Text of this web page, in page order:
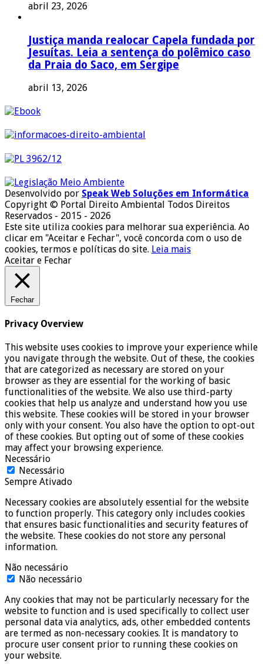
abril 23, 2026
Justiça manda realocar Capela fundada por
Jesuítas. Leia a sentença do polêmico caso
da Praia do Saco, em Sergipe
abril 13, 2026
Desenvolvido por Speak Web Soluções em Informática
Copyright © Portal Direito Ambiental Todos Direitos
Reservados - 2015 - 2026
Este site utiliza cookies para melhorar sua experiência. Ao
clicar em "Aceitar e Fechar", você concorda com o uso de
cookies, termos e políticas do site. Leia mais
Aceitar e Fechar
Fechar
Privacy Overview
This website uses cookies to improve your experience while
you navigate through the website. Out of these, the cookies
that are categorized as necessary are stored on your
browser as they are essential for the working of basic
functionalities of the website. We also use third-party
cookies that help us analyze and understand how you use
this website. These cookies will be stored in your browser
only with your consent. You also have the option to opt-out
of these cookies. But opting out of some of these cookies
may affect your browsing experience.
Necessário
Necessário
Sempre Ativado
Necessary cookies are absolutely essential for the website
to function properly. This category only includes cookies
that ensures basic functionalities and security features of
the website. These cookies do not store any personal
information.
Não necessário
Não necessário
Any cookies that may not be particularly necessary for the
website to function and is used specifically to collect user
personal data via analytics, ads, other embedded contents
are termed as non-necessary cookies. It is mandatory to
procure user consent prior to running these cookies on
your website.